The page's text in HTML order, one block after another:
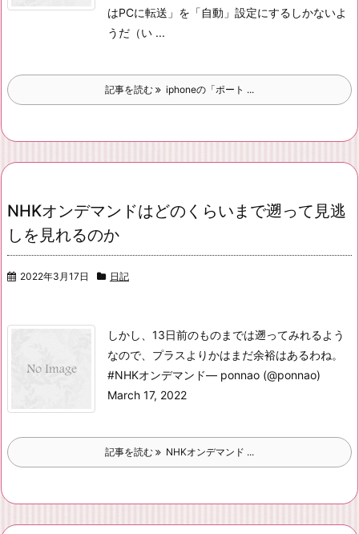
はPCに転送」を「自動」設定にするしかないよ
うだ（い ...
記事を読む iphoneの「ポート ...
NHKオンデマンドはどのくらいまで遡って見逃
しを見れるのか
2022年3月17日 日記
しかし、13日前のものまでは遡ってみれるよう
なので、プラスよりかはまだ余裕はあるわね。
#NHKオンデマンド— ponnao (@ponnao)
March 17, 2022
記事を読む NHKオンデマンド ...